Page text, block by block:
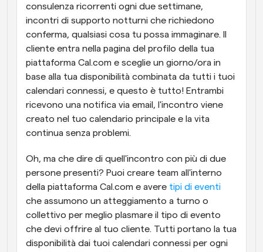
consulenza ricorrenti ogni due settimane,
incontri di supporto notturni che richiedono
conferma, qualsiasi cosa tu possa immaginare. Il
cliente entra nella pagina del profilo della tua
piattaforma Cal.com e sceglie un giorno/ora in
base alla tua disponibilità combinata da tutti i tuoi
calendari connessi, e questo è tutto! Entrambi
ricevono una notifica via email, l'incontro viene
creato nel tuo calendario principale e la vita
continua senza problemi.
Oh, ma che dire di quell'incontro con più di due
persone presenti? Puoi creare team all'interno
della piattaforma Cal.com e avere tipi di eventi
che assumono un atteggiamento a turno o
collettivo per meglio plasmare il tipo di evento
che devi offrire al tuo cliente. Tutti portano la tua
disponibilità dai tuoi calendari connessi per ogni